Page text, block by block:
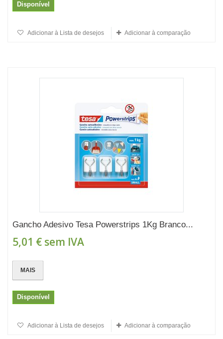
Disponível
Adicionar à Lista de desejos Adicionar à comparação
Gancho Adesivo Tesa Powerstrips 1Kg Branco...
5,01 € sem IVA
MAIS
Disponível
Adicionar à Lista de desejos Adicionar à comparação